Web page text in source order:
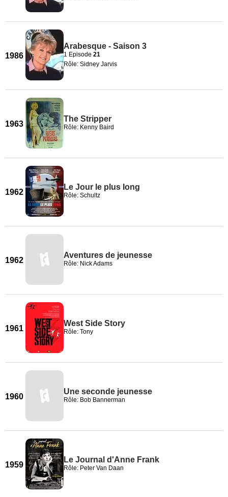
1986
Arabesque - Saison 3
1 Episode 21
Rôle: Sidney Jarvis
1963
The Stripper
Rôle: Kenny Baird
1962
Le Jour le plus long
Rôle: Schultz
1962
Aventures de jeunesse
Rôle: Nick Adams
1961
West Side Story
Rôle: Tony
1960
Une seconde jeunesse
Rôle: Bob Bannerman
1959
Le Journal d'Anne Frank
Rôle: Peter Van Daan